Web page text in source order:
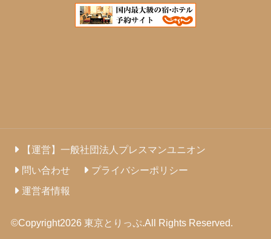
【運営】一般社団法人プレスマンユニオン
問い合わせ
プライバシーポリシー
運営者情報
©Copyright2026 東京とりっぷ.All Rights Reserved.